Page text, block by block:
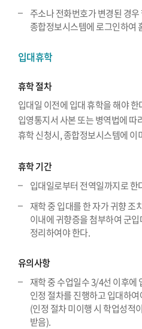
주소나 전화번호가 변경된 경
종합정보시스템에 로그인하여
입대휴학
휴학 절차
입대일 이전에 입대 휴학을 해야
입영통지서 사본 또는 병역법에 따
휴학 신청시, 종합정보시스템에
휴학 기간
입대일로부터 전역일까지로 한
재학 중 입대를 한 자가 귀향 조
이내에 귀향증을 첨부하여 군
정리하여야 한다.
유의사항
재학 중 수업일수 3/4선 이후에
인정 절차를 진행하고 입대하여
(인정 절차 미이행 시 학업성적
받음).